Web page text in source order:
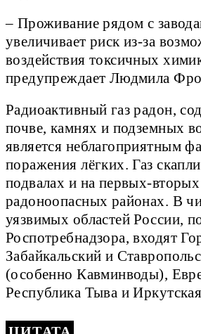
– Проживание рядом с
увеличивает риск из-за
воздействия токсичных
предупреждает Людмила
Радиоактивный газ радон,
почве, камнях и подземных
является неблагоприятным
поражения лёгких. Газ
подвалах и на первых-
радоноопасных районах. В
уязвимых областей России,
Роспотребнадзора, входят
Забайкальский и
(особенно Кавминводы),
Республика Тыва и